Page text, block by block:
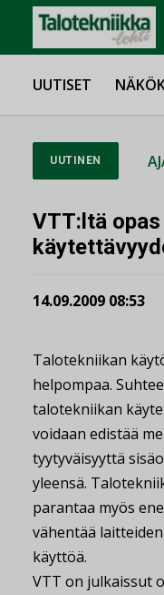
UUTISET
UUTINEN
VTT:ltä
14.09.2009 08:53
Talotekniikan
helpompaa.
talotekniikan
voidaan edistää
tyytyväisyyttä
yleensä.
parantaa myös
vähentää
käyttöä.
VTT on julkaissut